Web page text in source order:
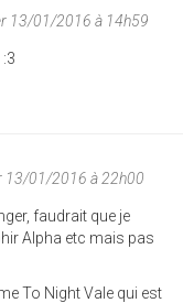
13/01/2016 à 14h59
13/01/2016 à 22h00
faudrait que je
Alpha etc mais pas
To Night Vale qui est